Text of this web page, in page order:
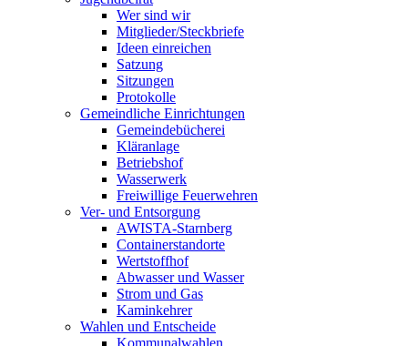
Wer sind wir
Mitglieder/Steckbriefe
Ideen einreichen
Satzung
Sitzungen
Protokolle
Gemeindliche Einrichtungen
Gemeindebücherei
Kläranlage
Betriebshof
Wasserwerk
Freiwillige Feuerwehren
Ver- und Entsorgung
AWISTA-Starnberg
Containerstandorte
Wertstoffhof
Abwasser und Wasser
Strom und Gas
Kaminkehrer
Wahlen und Entscheide
Kommunalwahlen